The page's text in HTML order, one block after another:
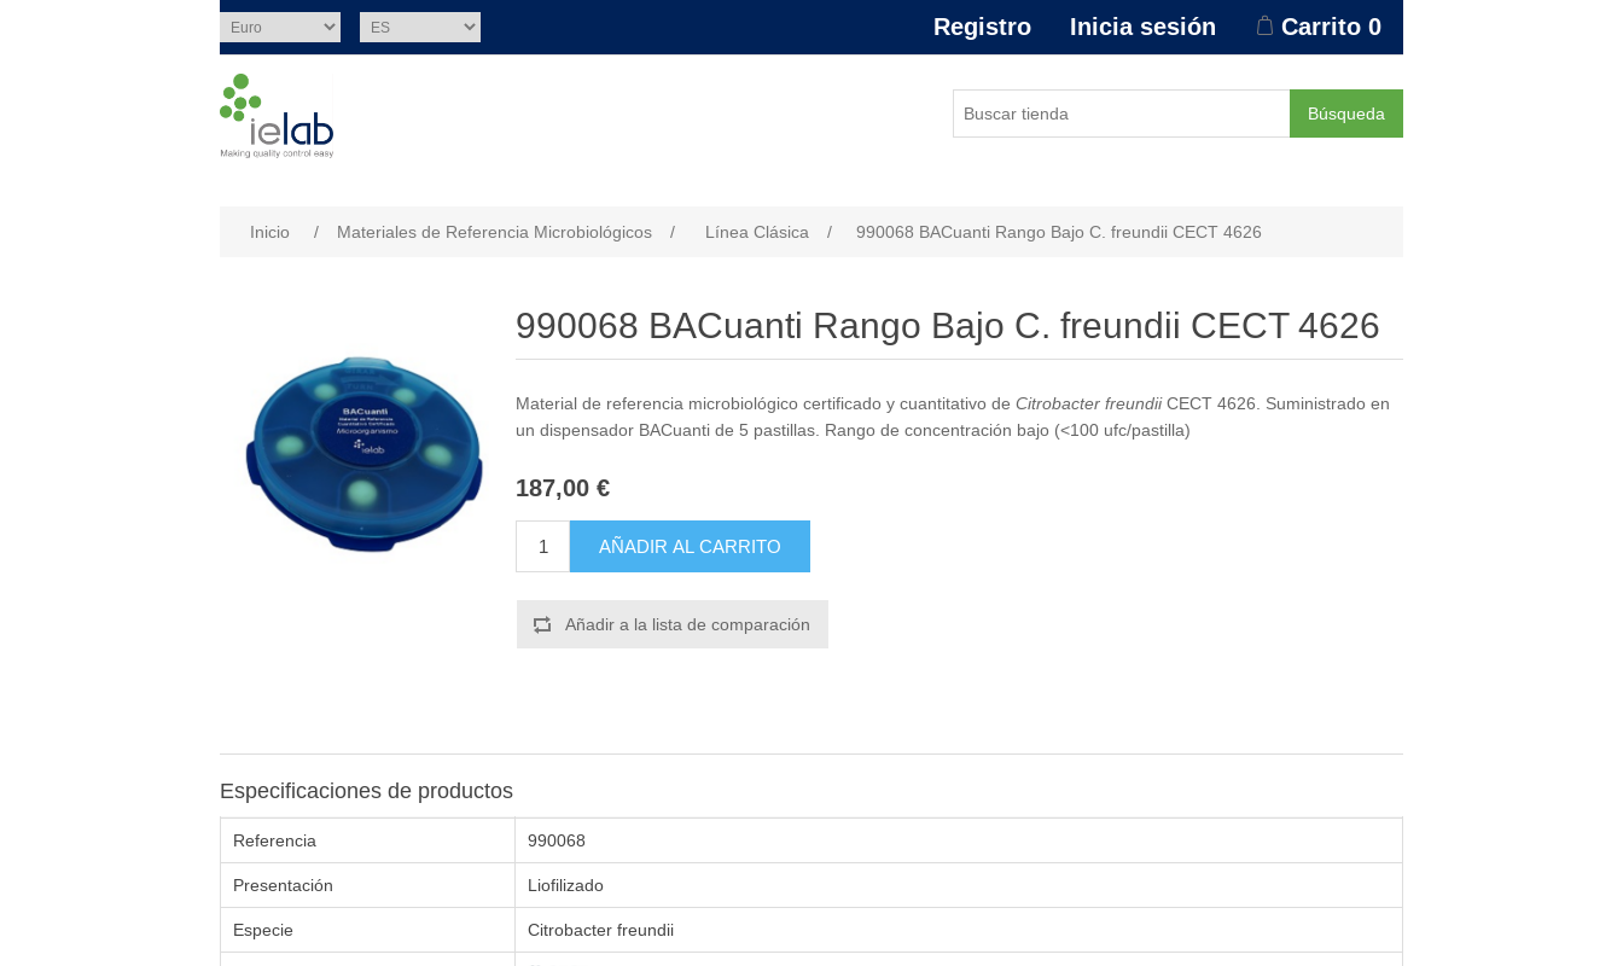
Registro Inicia sesión Carrito 0
Búsqueda
Inicio / Materiales de Referencia Microbiológicos / Línea Clásica / 990068 BACuanti Rango Bajo C. freundii CECT 4626
990068 BACuanti Rango Bajo C. freundii CECT 4626
Material de referencia microbiológico certificado y cuantitativo de Citrobacter freundiiCECT 4626. Suministrado en
un dispensador BACuanti de 5 pastillas. Rango de concentración bajo (<100 ufc/pastilla)
187,00 €
AÑADIR AL CARRITO
Añadir a la lista de comparación
Especificaciones de productos
Referencia 990068
Presentación Liofilizado
Especie Citrobacter freundii